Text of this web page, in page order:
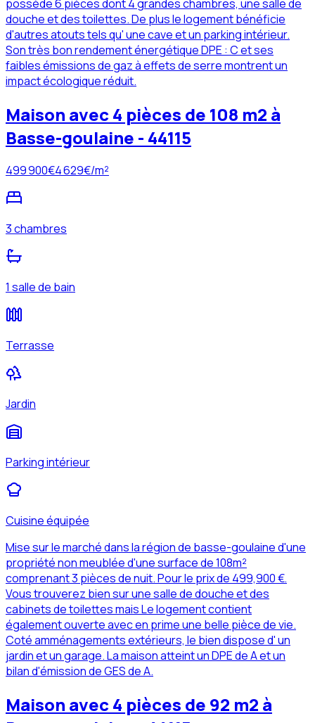
possède 6 pièces dont 4 grandes chambres, une salle de
douche et des toilettes. De plus le logement bénéficie
d'autres atouts tels qu' une cave et un parking intérieur.
Son très bon rendement énergétique DPE : C et ses
faibles émissions de gaz à effets de serre montrent un
impact écologique réduit.
Maison avec 4 pièces de 108 m2 à
Basse-goulaine - 44115
499 900€4 629€/m²
3 chambres
1 salle de bain
Terrasse
Jardin
Parking intérieur
Cuisine équipée
Mise sur le marché dans la région de basse-goulaine d'une
propriété non meublée d'une surface de 108m²
comprenant 3 pièces de nuit. Pour le prix de 499,900 €.
Vous trouverez bien sur une salle de douche et des
cabinets de toilettes mais Le logement contient
également ouverte avec en prime une belle pièce de vie.
Coté amménagements extérieurs, le bien dispose d' un
jardin et un garage. La maison atteint un DPE de A et un
bilan d'émission de GES de A.
Maison avec 4 pièces de 92 m2 à